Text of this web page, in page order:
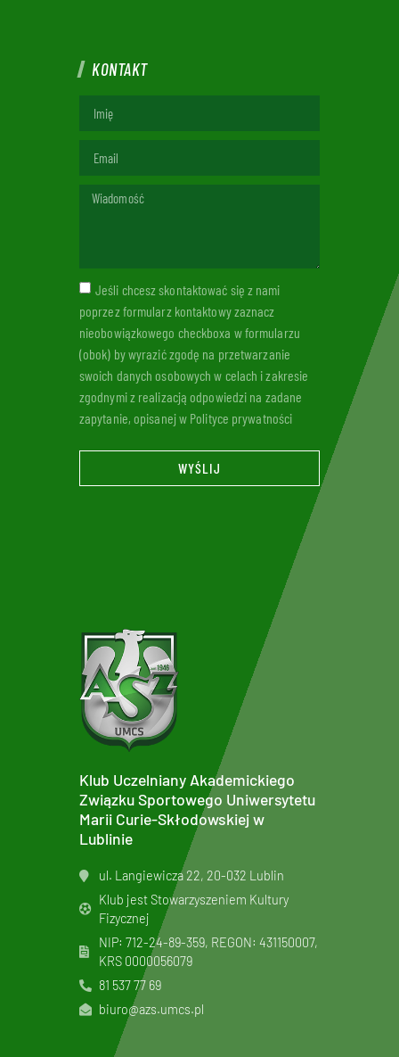
KONTAKT
Jeśli chcesz skontaktować się z nami
poprzez formularz kontaktowy zaznacz
nieobowiązkowego checkboxa w formularzu
(obok) by wyrazić zgodę na przetwarzanie
swoich danych osobowych w celach i zakresie
zgodnymi z realizacją odpowiedzi na zadane
zapytanie, opisanej w Polityce prywatności
WYŚLIJ
Klub Uczelniany Akademickiego
Związku Sportowego Uniwersytetu
Marii Curie-Skłodowskiej w
Lublinie
ul. Langiewicza 22, 20-032 Lublin
Klub jest Stowarzyszeniem Kultury
Fizycznej
NIP: 712-24-89-359, REGON: 431150007,
KRS 0000056079
81 537 77 69
biuro@azs.umcs.pl